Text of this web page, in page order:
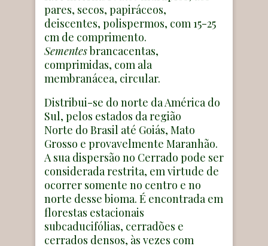
pares, secos, papiráceos,
deiscentes, polispermos, com 15-25
cm de comprimento.
Sementesbrancacentas,
comprimidas, com ala
membranácea, circular.
Distribui-se do norte da América do
Sul, pelos estados da região
Norte do Brasil até Goiás, Mato
Grosso e provavelmente Maranhão.
A sua dispersão no Cerrado pode ser
considerada restrita, em virtude de
ocorrer somente no centro e no
norte desse bioma. É encontrada em
florestas estacionais
subcaducifólias, cerradões e
cerrados densos, às vezes com